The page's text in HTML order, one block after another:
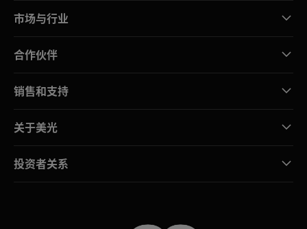
市场与行业
合作伙伴
销售和支持
关于美光
投资者关系